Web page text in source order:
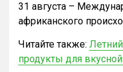
31 августа –
африканского
Читайте также:
продукты для